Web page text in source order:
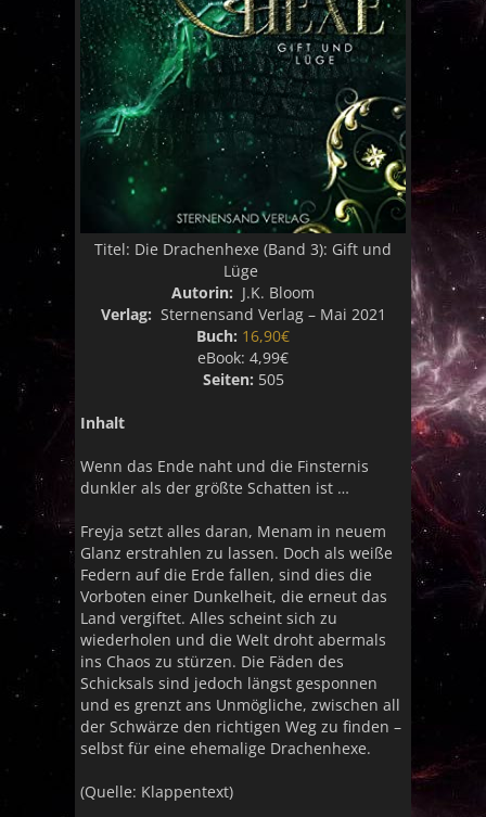
Titel: Die Drachenhexe (Band 3): Gift und
Lüge
Autorin: J.K. Bloom
Verlag: Sternensand Verlag – Mai 2021
Buch: 16,90€
eBook: 4,99€
Seiten: 505
Inhalt
Wenn das Ende naht und die Finsternis
dunkler als der größte Schatten ist …
Freyja setzt alles daran, Menam in neuem
Glanz erstrahlen zu lassen. Doch als weiße
Federn auf die Erde fallen, sind dies die
Vorboten einer Dunkelheit, die erneut das
Land vergiftet. Alles scheint sich zu
wiederholen und die Welt droht abermals
ins Chaos zu stürzen. Die Fäden des
Schicksals sind jedoch längst gesponnen
und es grenzt ans Unmögliche, zwischen all
der Schwärze den richtigen Weg zu finden –
selbst für eine ehemalige Drachenhexe.
(Quelle: Klappentext)